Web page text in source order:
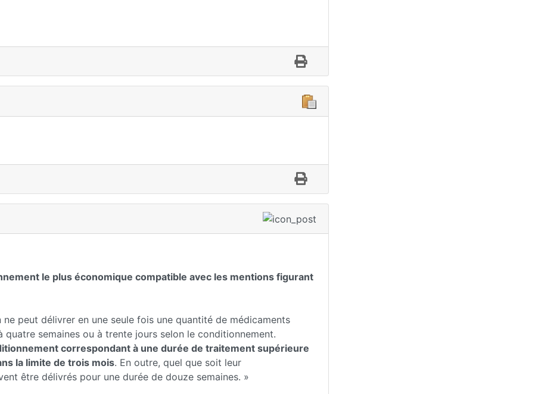
le plus économique compatible avec les mentions figurant
peut délivrer en une seule fois une quantité de médicaments
semaines ou à trente jours selon le conditionnement.
correspondant à une durée de traitement supérieure
la limite de trois mois. En outre, quel que soit leur
être délivrés pour une durée de douze semaines. »